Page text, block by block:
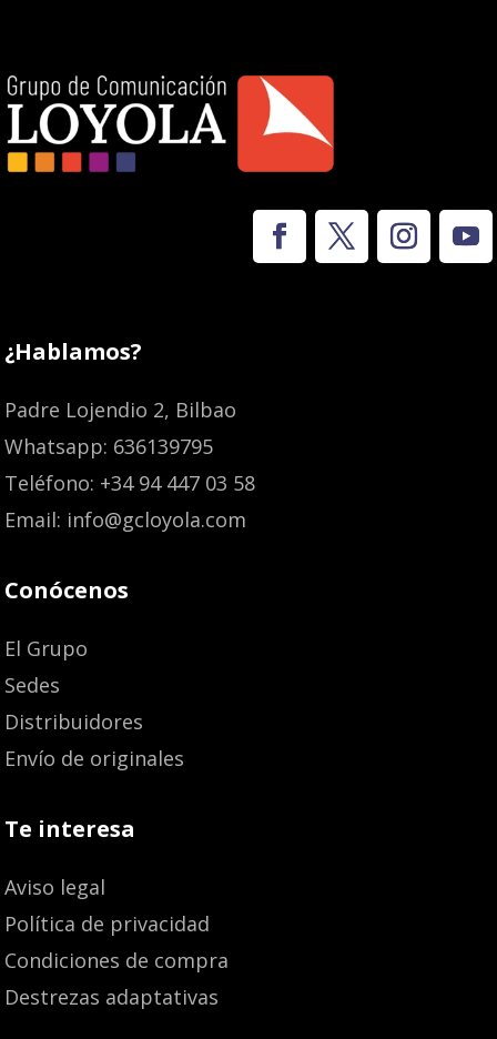
¿Hablamos?
Padre Lojendio 2, Bilbao
Whatsapp: 636139795
Teléfono: +34 94 447 03 58
Email: info@gcloyola.com
Conócenos
El Grupo
Sedes
Distribuidores
Envío de originales
Te interesa
Aviso legal
Política de privacidad
Condiciones de compra
Destrezas adaptativas